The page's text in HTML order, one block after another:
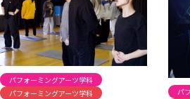
パフォーミングアーツ学科
パフォーミングアーツ学科
パ